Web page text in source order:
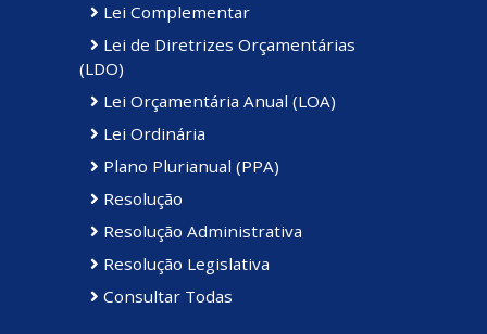
Lei Complementar
Lei de Diretrizes Orçamentárias
(LDO)
Lei Orçamentária Anual (LOA)
Lei Ordinária
Plano Plurianual (PPA)
Resolução
Resolução Administrativa
Resolução Legislativa
Consultar Todas